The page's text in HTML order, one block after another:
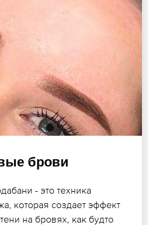
брови
- это техника
которая создает эффект
на бровях, как будто